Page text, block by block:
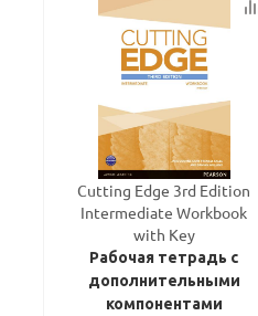
Cutting Edge 3rd Edition
Intermediate Workbook
with Key
Рабочая тетрадь с
дополнительными
компонентами